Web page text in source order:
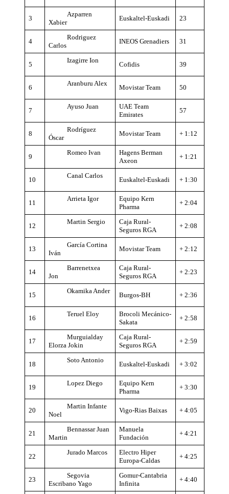
3
Azparren
Xabier
Euskaltel-Euskadi 23
4
Rodriguez
Carlos
INEOS Grenadiers 31
5
Izagirre Ion
Cofidis 39
6
Aranburu Alex
Movistar Team 50
7
Ayuso Juan
UAE Team
Emirates
57
8
Rodríguez
Óscar
Movistar Team + 1:12
9
Romeo Ivan
Hagens Berman
Axeon
+ 1:21
10
Canal Carlos
Euskaltel-Euskadi + 1:30
11
Arrieta Igor
Equipo Kern
Pharma
+ 2:04
12
Martin Sergio
Caja Rural-
Seguros RGA
+ 2:08
13
García Cortina
Iván
Movistar Team + 2:12
14
Barrenetxea
Jon
Caja Rural-
Seguros RGA
+ 2:23
15
Okamika Ander
Burgos-BH + 2:36
16
Teruel Eloy
Brocoli Mecánico-
Sakata
+ 2:58
17
Murguialday
Elorza Jokin
Caja Rural-
Seguros RGA
+ 2:59
18
Soto Antonio
Euskaltel-Euskadi + 3:02
19
Lopez Diego
Equipo Kern
Pharma
+ 3:30
20
Martin Infante
Noel
Vigo-Rias Baixas + 4:05
21
Bennassar Juan
Martin
Manuela
Fundación
+ 4:21
22
Jurado Marcos
Electro Hiper
Europa-Caldas
+ 4:25
23
Segovia
Escribano Yago
Gomur-Cantabria
Infinita
+ 4:40